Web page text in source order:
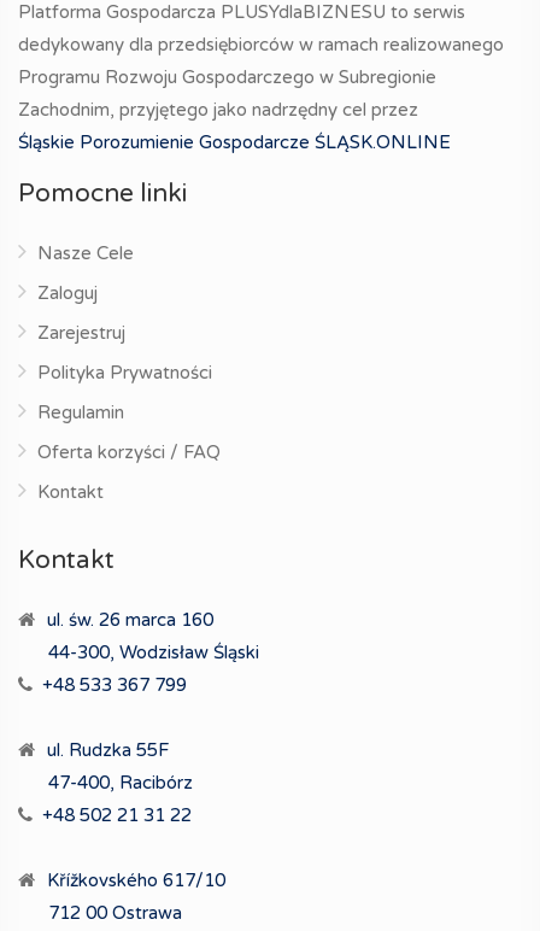
Platforma Gospodarcza PLUSYdlaBIZNESU to serwis
dedykowany dla przedsiębiorców w ramach realizowanego
Programu Rozwoju Gospodarczego w Subregionie
Zachodnim, przyjętego jako nadrzędny cel przez
Śląskie Porozumienie Gospodarcze ŚLĄSK.ONLINE
Pomocne linki
Nasze Cele
Zaloguj
Zarejestruj
Polityka Prywatności
Regulamin
Oferta korzyści / FAQ
Kontakt
Kontakt
ul. św. 26 marca 160
44-300, Wodzisław Śląski
+48 533 367 799
ul. Rudzka 55F
47-400, Racibórz
+48 502 21 31 22
Křížkovského 617/10
712 00 Ostrawa